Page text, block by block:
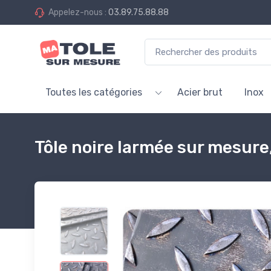
Appelez-nous : 03.89.75.88.88
Toutes les catégories Acier brut Inox
Tôle noire larmée sur